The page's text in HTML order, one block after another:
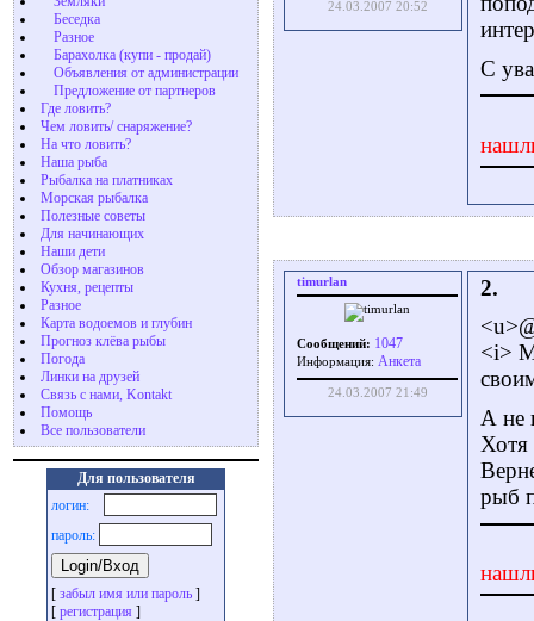
Беседка
Разное
Барахолка (купи - продай)
Объявления от администрации
Предложение от партнеров
Где ловить?
Чем ловить/ снаряжение?
На что ловить?
Наша рыба
Рыбалка на платниках
Морская рыбалка
Полезные советы
Для начинающих
Наши дети
Обзор магазинов
Кухня, рецепты
Разное
Карта водоемов и глубин
Прогноз клёва рыбы
Погода
Линки на друзей
Связь с нами, Kontakt
Помощь
Все пользователи
Для пользователя
логин:
пароль:
[ забыл имя или пароль ]
[ регистрация ]
24.03.2007 20:52
С
timurlan
Сообщений: 1047
Информация: Aнкета
24.03.2007 21:49
2.
<i>
А не
Хотя
рыб